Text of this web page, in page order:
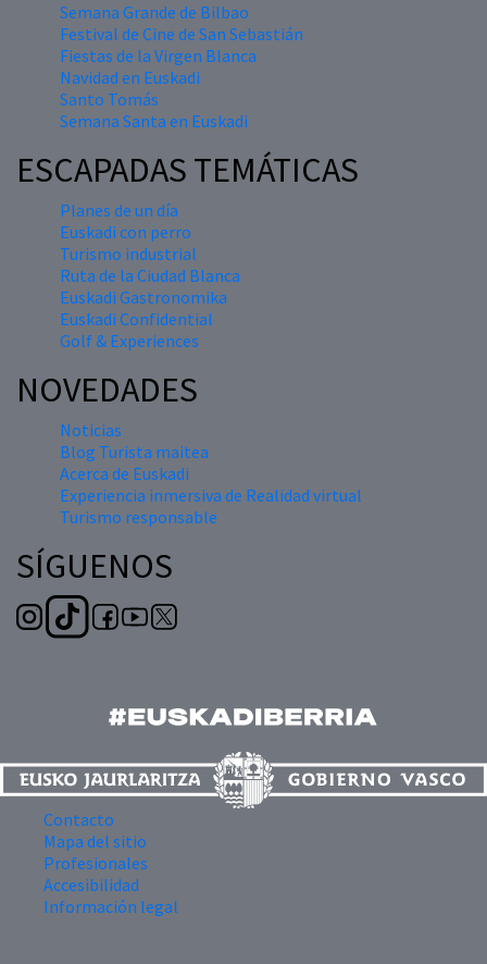
Semana Grande de Bilbao
Festival de Cine de San Sebastián
Fiestas de la Virgen Blanca
Navidad en Euskadi
Santo Tomás
Semana Santa en Euskadi
ESCAPADAS TEMÁTICAS
Planes de un día
Euskadi con perro
Turismo industrial
Ruta de la Ciudad Blanca
Euskadi Gastronomika
Euskadi Confidential
Golf & Experiences
NOVEDADES
Noticias
Blog Turista maitea
Acerca de Euskadi
Experiencia inmersiva de Realidad virtual
Turismo responsable
SÍGUENOS
Contacto
Mapa del sitio
Profesionales
Accesibilidad
Información legal